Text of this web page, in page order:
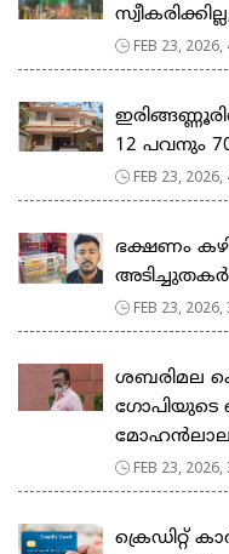
FEB 23,
12 പവനും
FEB 23,
ഭക്ഷണം
FEB 23,
ശബരിമല
ഗോപിയുടെ
FEB 23,
ക്രെഡിറ്റ്